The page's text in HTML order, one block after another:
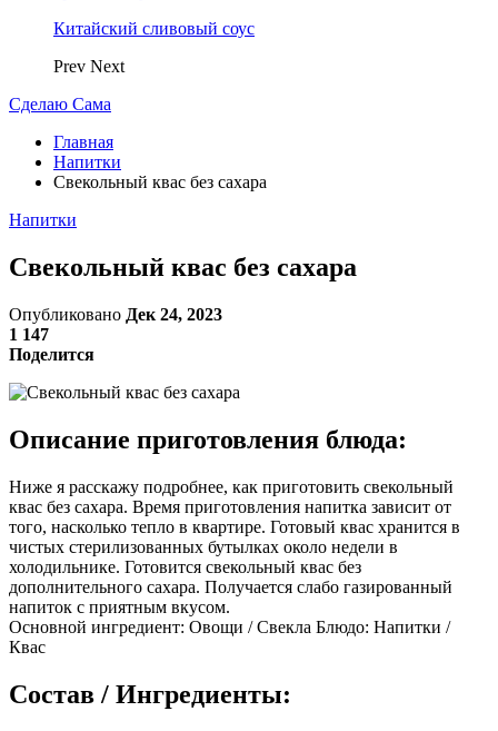
Китайский сливовый соус
Prev Next
Сделаю Сама
Главная
Напитки
Свекольный квас без сахара
Напитки
Свекольный квас без сахара
Опубликовано Дек 24, 2023
1 147
Поделится
Описание приготовления блюда:
Ниже я расскажу подробнее, как приготовить свекольный
квас без сахара. Время приготовления напитка зависит от
того, насколько тепло в квартире. Готовый квас хранится в
чистых стерилизованных бутылках около недели в
холодильнике. Готовится свекольный квас без
дополнительного сахара. Получается слабо газированный
напиток с приятным вкусом.
Основной ингредиент: Овощи / Свекла Блюдо: Напитки /
Квас
Состав / Ингредиенты: